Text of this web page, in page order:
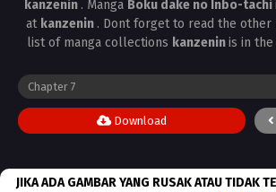
kanzenin . Manga Boku dake no Inbo-tachi
at kanzenin . Dont forget to read the other
list of manga collections kanzeninis in the
Download
JIKA ADA GAMBAR YANG RUSAK ATAU TIDAK